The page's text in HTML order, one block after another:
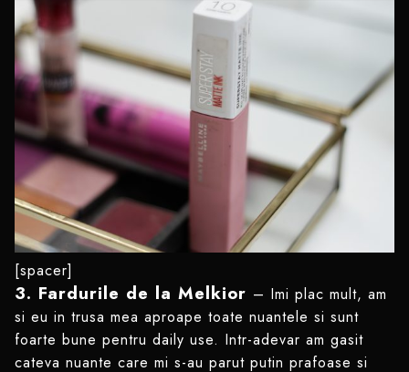
[spacer]
3. Fardurile de la Melkior – Imi plac mult, am
si eu in trusa mea aproape toate nuantele si sunt
foarte bune pentru daily use. Intr-adevar am gasit
cateva nuante care mi s-au parut putin prafoase si